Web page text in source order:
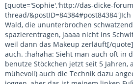
[quote='Sophie','http://das-dicke-
thread/
Wald, die ununterbrochen
spazierentragen, jaaaa nicht ins
weil dann das Makeup zerläuft[/
auch. :hahaha: Sieht man auch oft in
benutze Stöckchen jetzt seit 5 Jahren,
mühevoll) auch die Technik dazu